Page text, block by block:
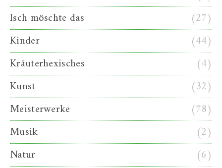
Isch möschte das
(27)
Kinder
(44)
Kräuterhexisches
(4)
Kunst
(32)
Meisterwerke
(78)
Musik
(2)
Natur
(6)